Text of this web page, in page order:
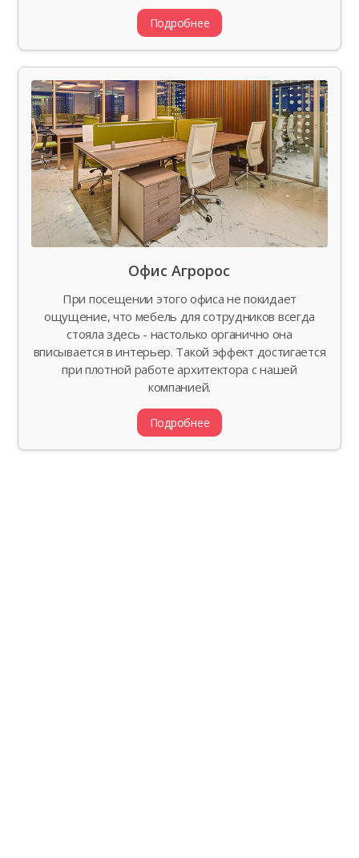
Подробнее
Офис Агророс
При посещении этого офиса не покидает
ощущение, что мебель для сотрудников всегда
стояла здесь - настолько органично она
вписывается в интерьер. Такой эффект достигается
при плотной работе архитектора с нашей
компанией.
Подробнее